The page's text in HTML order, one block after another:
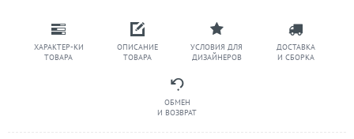
ХАРАКТЕР-КИ
ТОВАРА
ОПИСАНИЕ
ТОВАРА
УСЛОВИЯ ДЛЯ
ДИЗАЙНЕРОВ
ДОСТАВКА
И СБОРКА
ОБМЕН
И ВОЗВРАТ